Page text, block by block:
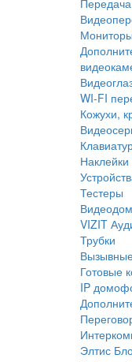
Мониторы
WI-FI
Кожухи,
Тестеры
VIZIT
Трубки
Готовые
IP
Элтис